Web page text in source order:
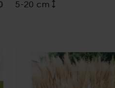
5-20 cm